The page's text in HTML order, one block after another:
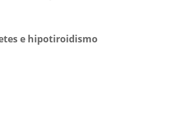
e hipotiroidismo